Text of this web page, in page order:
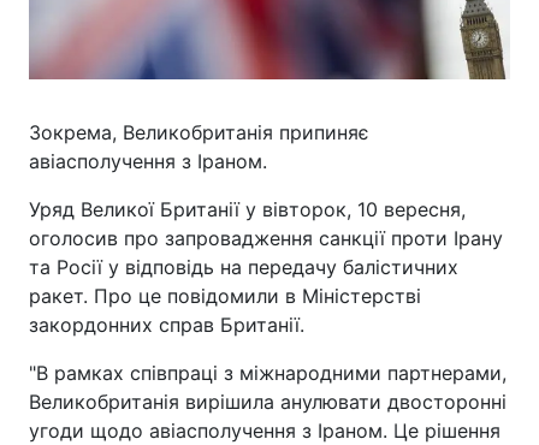
Зокрема, Великобританія припиняє
авіасполучення з Іраном.
Уряд Великої Британії у вівторок, 10 вересня,
оголосив про запровадження санкції проти Ірану
та Росії у відповідь на передачу балістичних
ракет. Про це повідомили в Міністерстві
закордонних справ Британії.
"В рамках співпраці з міжнародними партнерами,
Великобританія вирішила анулювати двосторонні
угоди щодо авіасполучення з Іраном. Це рішення